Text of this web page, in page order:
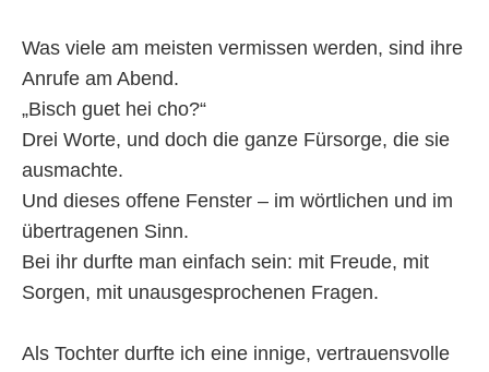
Was viele am meisten vermissen werden, sind ihre
Anrufe am Abend.
„Bisch guet hei cho?“
Drei Worte, und doch die ganze Fürsorge, die sie
ausmachte.
Und dieses offene Fenster – im wörtlichen und im
übertragenen Sinn.
Bei ihr durfte man einfach sein: mit Freude, mit
Sorgen, mit unausgesprochenen Fragen.
Als Tochter durfte ich eine innige, vertrauensvolle